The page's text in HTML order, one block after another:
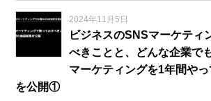
2024年11月5日
ビジネスのSNSマーケティ
べきことと、どんな企業で
マーケティングを1年間や
を公開①